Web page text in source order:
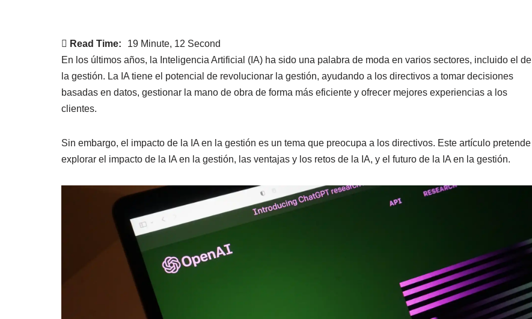
Read Time:
19 Minute, 12 Second
En los últimos años, la Inteligencia Artificial (IA) ha sido una palabra de moda en varios sectores, incluido el de
la gestión. La IA tiene el potencial de revolucionar la gestión, ayudando a los directivos a tomar decisiones
basadas en datos, gestionar la mano de obra de forma más eficiente y ofrecer mejores experiencias a los
clientes.
Sin embargo, el impacto de la IA en la gestión es un tema que preocupa a los directivos. Este artículo pretende
explorar el impacto de la IA en la gestión, las ventajas y los retos de la IA, y el futuro de la IA en la gestión.